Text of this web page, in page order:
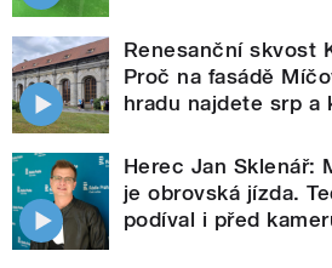
Renesanční skvost
Proč na fasádě
hradu najdete srp a
Herec Jan Sklenář:
je obrovská jízda.
podíval i před